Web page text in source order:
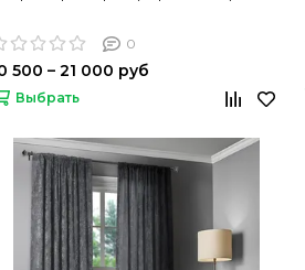
0
500 – 21 000 руб
Выбрать